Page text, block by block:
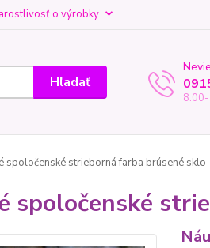
o výrobky
Hľadať
spoločenské strieborná farba brúsené sklo
spoločenské